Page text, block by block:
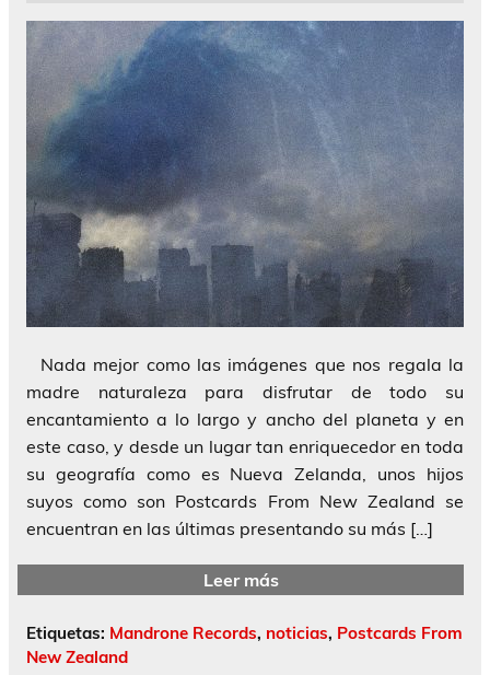
Nada mejor como las imágenes que nos regala la
madre naturaleza para disfrutar de todo su
encantamiento a lo largo y ancho del planeta y en
este caso, y desde un lugar tan enriquecedor en toda
su geografía como es Nueva Zelanda, unos hijos
suyos como son Postcards From New Zealand se
encuentran en las últimas presentando su más […]
Leer más
Etiquetas: Mandrone Records, noticias, Postcards From
New Zealand